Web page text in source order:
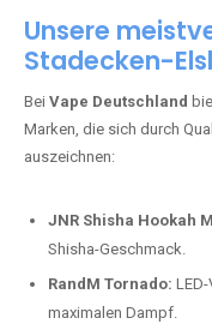
Unsere
Stadecken-
Bei Vape Deutschland
Marken, die sich durch
auszeichnen:
JNR Shisha Hookah
Shisha-Geschmack.
RandM Tornado:
maximalen Dampf.